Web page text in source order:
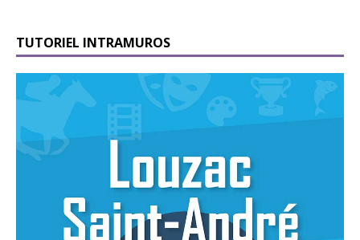
TUTORIEL INTRAMUROS